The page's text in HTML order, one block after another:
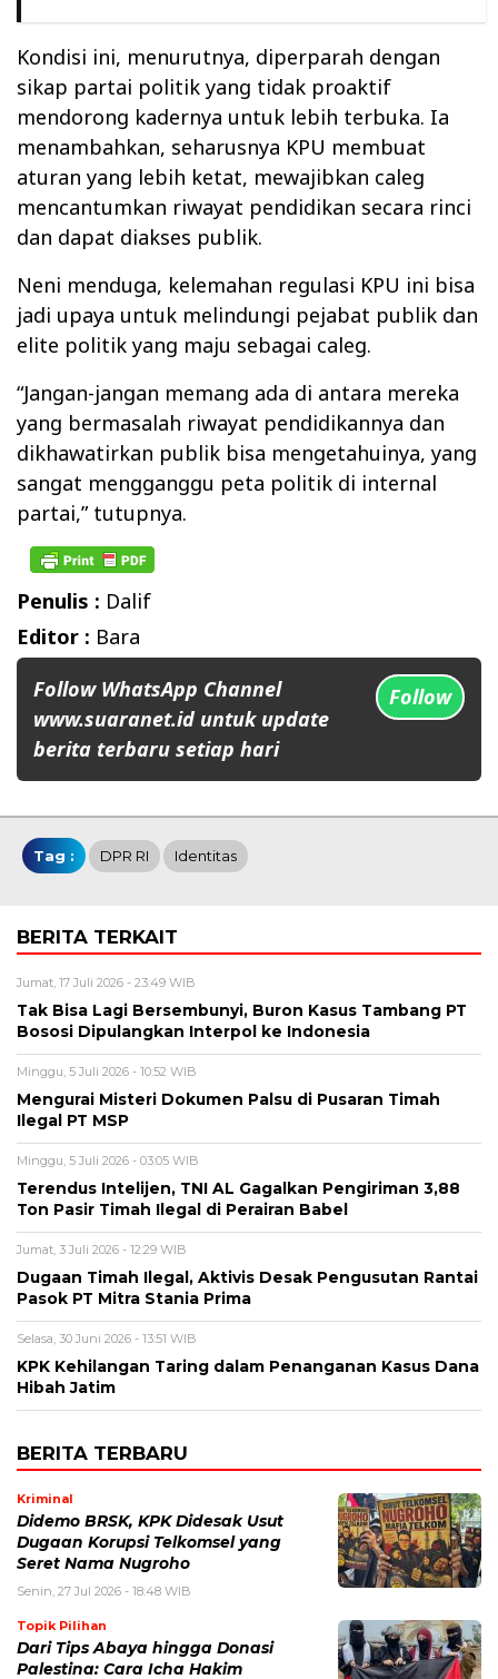
Kondisi ini, menurutnya, diperparah dengan
sikap partai politik yang tidak proaktif
mendorong kadernya untuk lebih terbuka. Ia
menambahkan, seharusnya KPU membuat
aturan yang lebih ketat, mewajibkan caleg
mencantumkan riwayat pendidikan secara rinci
dan dapat diakses publik.
Neni menduga, kelemahan regulasi KPU ini bisa
jadi upaya untuk melindungi pejabat publik dan
elite politik yang maju sebagai caleg.
“Jangan-jangan memang ada di antara mereka
yang bermasalah riwayat pendidikannya dan
dikhawatirkan publik bisa mengetahuinya, yang
sangat mengganggu peta politik di internal
partai,” tutupnya.
Penulis : Dalif
Editor : Bara
Follow WhatsApp Channel
www.suaranet.id untuk update
berita terbaru setiap hari
Follow
Tag : DPR RI Identitas
BERITA TERKAIT
Jumat, 17 Juli 2026 - 23:49 WIB
Tak Bisa Lagi Bersembunyi, Buron Kasus Tambang PT
Bososi Dipulangkan Interpol ke Indonesia
Minggu, 5 Juli 2026 - 10:52 WIB
Mengurai Misteri Dokumen Palsu di Pusaran Timah
Ilegal PT MSP
Minggu, 5 Juli 2026 - 03:05 WIB
Terendus Intelijen, TNI AL Gagalkan Pengiriman 3,88
Ton Pasir Timah Ilegal di Perairan Babel
Jumat, 3 Juli 2026 - 12:29 WIB
Dugaan Timah Ilegal, Aktivis Desak Pengusutan Rantai
Pasok PT Mitra Stania Prima
Selasa, 30 Juni 2026 - 13:51 WIB
KPK Kehilangan Taring dalam Penanganan Kasus Dana
Hibah Jatim
BERITA TERBARU
Kriminal
Didemo BRSK, KPK Didesak Usut
Dugaan Korupsi Telkomsel yang
Seret Nama Nugroho
Senin, 27 Jul 2026 - 18:48 WIB
Topik Pilihan
Dari Tips Abaya hingga Donasi
Palestina: Cara Icha Hakim